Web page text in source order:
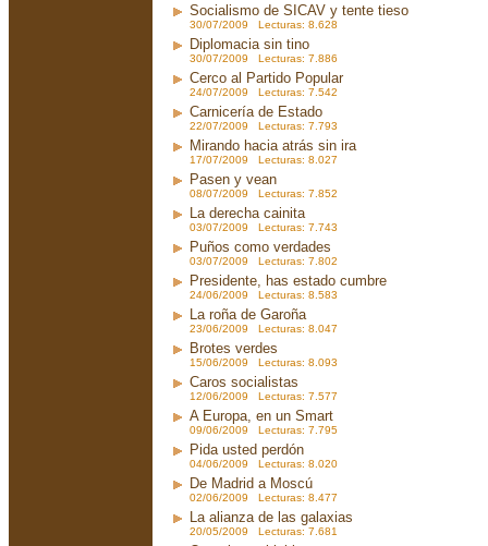
Socialismo de SICAV y tente tieso
30/07/2009 Lecturas: 8.628
Diplomacia sin tino
30/07/2009 Lecturas: 7.886
Cerco al Partido Popular
24/07/2009 Lecturas: 7.542
Carnicería de Estado
22/07/2009 Lecturas: 7.793
Mirando hacia atrás sin ira
17/07/2009 Lecturas: 8.027
Pasen y vean
08/07/2009 Lecturas: 7.852
La derecha cainita
03/07/2009 Lecturas: 7.743
Puños como verdades
03/07/2009 Lecturas: 7.802
Presidente, has estado cumbre
24/06/2009 Lecturas: 8.583
La roña de Garoña
23/06/2009 Lecturas: 8.047
Brotes verdes
15/06/2009 Lecturas: 8.093
Caros socialistas
12/06/2009 Lecturas: 7.577
A Europa, en un Smart
09/06/2009 Lecturas: 7.795
Pida usted perdón
04/06/2009 Lecturas: 8.020
De Madrid a Moscú
02/06/2009 Lecturas: 8.477
La alianza de las galaxias
20/05/2009 Lecturas: 7.681